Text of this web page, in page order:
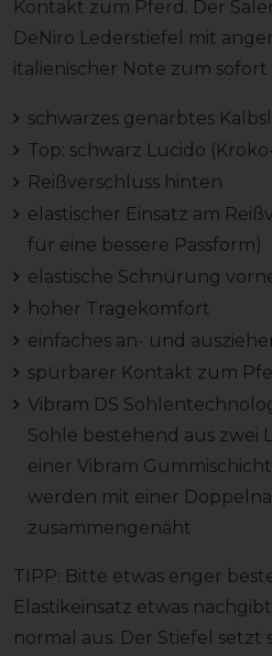
Kontakt zum Pferd. Der
DeNiro Lederstiefel mit
italienischer Note zum sofort
schwarzes genarbtes
Top: schwarz Lucido
Reißverschluss hinten
elastischer Einsatz am
für eine bessere Passform)
elastische Schnürung
hoher Tragekomfort
einfaches an- und
spürbarer Kontakt zum
Vibram DS
Sohle bestehend aus zwei
einer Vibram
werden mit einer
zusammengenäht
TIPP: Bitte etwas enger
Elastikeinsatz etwas
normal aus. Der Stiefel setzt